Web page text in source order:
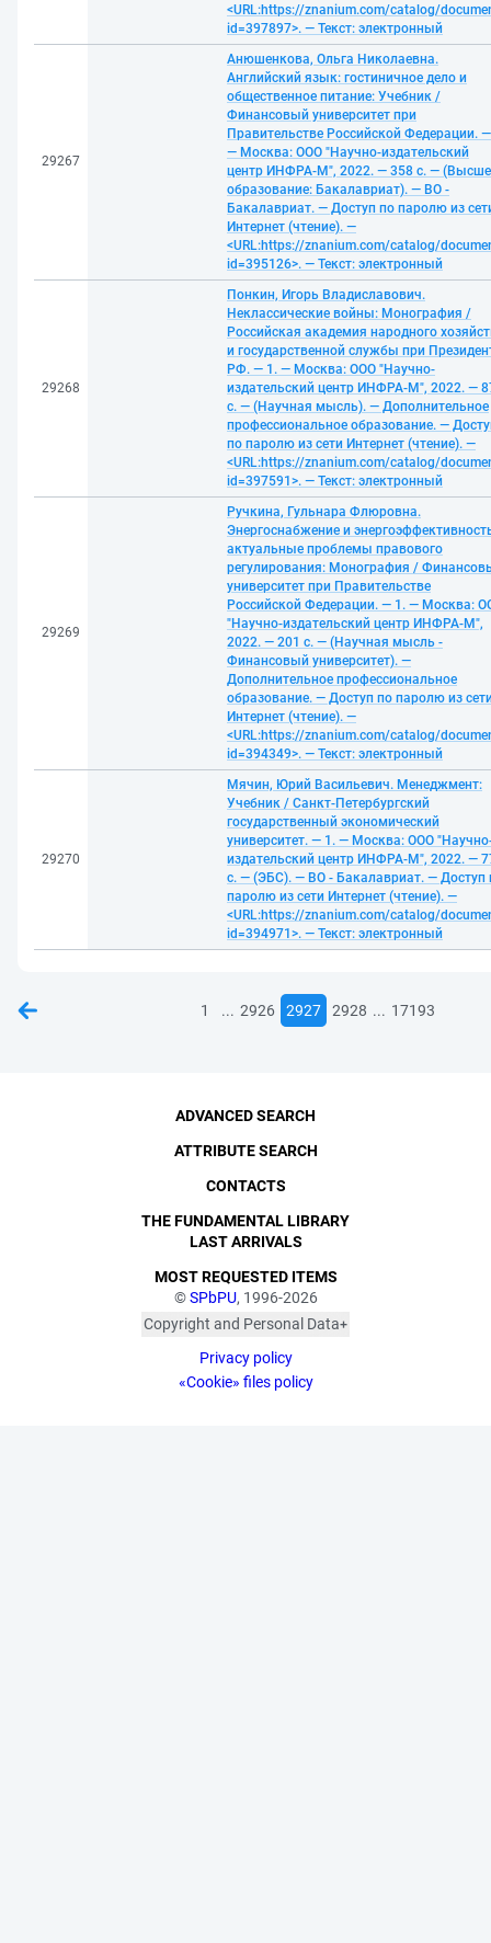
<URL:https://znanium.com/catalog/
id=397897>. — Текст: электронный
29267
Анюшенкова, Ольга Николаевна.
Английский язык: гостиничное дело и
общественное питание: Учебник /
Финансовый университет при
Правительстве Российской Федерации.
— Москва: ООО "Научно-издательский
центр ИНФРА-М", 2022. — 358 с. —
образование: Бакалавриат). — ВО -
Бакалавриат. — Доступ по паролю из
Интернет (чтение). —
<URL:https://znanium.com/catalog/
id=395126>. — Текст: электронный
29268
Понкин, Игорь Владиславович.
Неклассические войны: Монография /
Российская академия народного
и государственной службы при
РФ. — 1. — Москва: ООО "Научно-
издательский центр ИНФРА-М", 2022. —
с. — (Научная мысль). — Дополнительное
профессиональное образование. —
по паролю из сети Интернет (чтение). —
<URL:https://znanium.com/catalog/
id=397591>. — Текст: электронный
29269
Ручкина, Гульнара Флюровна.
Энергоснабжение и
актуальные проблемы правового
регулирования: Монография /
университет при Правительстве
Российской Федерации. — 1. — Москва:
"Научно-издательский центр ИНФРА-М",
2022. — 201 с. — (Научная мысль -
Финансовый университет). —
Дополнительное профессиональное
образование. — Доступ по паролю из
Интернет (чтение). —
<URL:https://znanium.com/catalog/
id=394349>. — Текст: электронный
29270
Мячин, Юрий Васильевич. Менеджмент:
Учебник / Санкт-Петербургский
государственный экономический
университет. — 1. — Москва: ООО
издательский центр ИНФРА-М", 2022. —
с. — (ЭБС). — ВО - Бакалавриат. — Доступ
паролю из сети Интернет (чтение). —
<URL:https://znanium.com/catalog/
id=394971>. — Текст: электронный
1 ... 2926 2927 2928 ... 17193
©SPbPU, 1996-2026
Copyright and Personal Data
published with the
consent of the individuals
Privacy policy
«Cookie» files policy
ADVANCED SEARCH
ATTRIBUTE SEARCH
CONTACTS
THE FUNDAMENTAL LIBRARY
LAST ARRIVALS
MOST REQUESTED ITEMS